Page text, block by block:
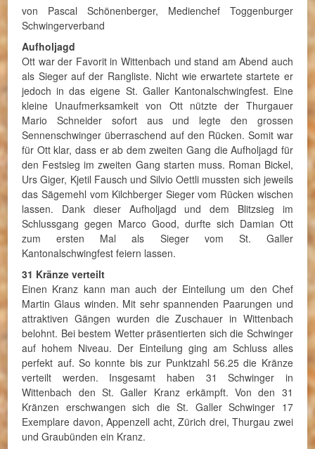
von Pascal Schönenberger, Medienchef Toggenburger
Schwingerverband
Aufholjagd
Ott war der Favorit in Wittenbach und stand am Abend auch
als Sieger auf der Rangliste. Nicht wie erwartete startete er
jedoch in das eigene St. Galler Kantonalschwingfest. Eine
kleine Unaufmerksamkeit von Ott nützte der Thurgauer
Mario Schneider sofort aus und legte den grossen
Sennenschwinger überraschend auf den Rücken. Somit war
für Ott klar, dass er ab dem zweiten Gang die Aufholjagd für
den Festsieg im zweiten Gang starten muss. Roman Bickel,
Urs Giger, Kjetil Fausch und Silvio Oettli mussten sich jeweils
das Sägemehl vom Kilchberger Sieger vom Rücken wischen
lassen. Dank dieser Aufholjagd und dem Blitzsieg im
Schlussgang gegen Marco Good, durfte sich Damian Ott
zum ersten Mal als Sieger vom St. Galler
Kantonalschwingfest feiern lassen.
31 Kränze verteilt
Einen Kranz kann man auch der Einteilung um den Chef
Martin Glaus winden. Mit sehr spannenden Paarungen und
attraktiven Gängen wurden die Zuschauer in Wittenbach
belohnt. Bei bestem Wetter präsentierten sich die Schwinger
auf hohem Niveau. Der Einteilung ging am Schluss alles
perfekt auf. So konnte bis zur Punktzahl 56.25 die Kränze
verteilt werden. Insgesamt haben 31 Schwinger in
Wittenbach den St. Galler Kranz erkämpft. Von den 31
Kränzen erschwangen sich die St. Galler Schwinger 17
Exemplare davon, Appenzell acht, Zürich drei, Thurgau zwei
und Graubünden ein Kranz.